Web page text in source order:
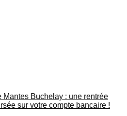
Mantes Buchelay : une rentrée
sur votre compte bancaire !